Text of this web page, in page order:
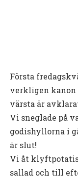
Första
verkligen kanon
värsta är
Vi sneglade på
godishyllorna i
är slut!
Vi åt
sallad och till